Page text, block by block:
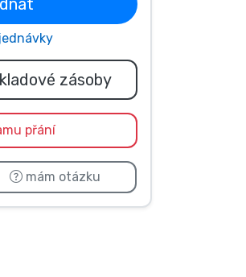
zásoby
přání
mám otázku